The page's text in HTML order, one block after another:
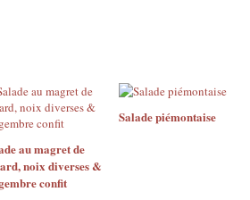
au magret de
noix diverses &
confit
Salade piémontaise